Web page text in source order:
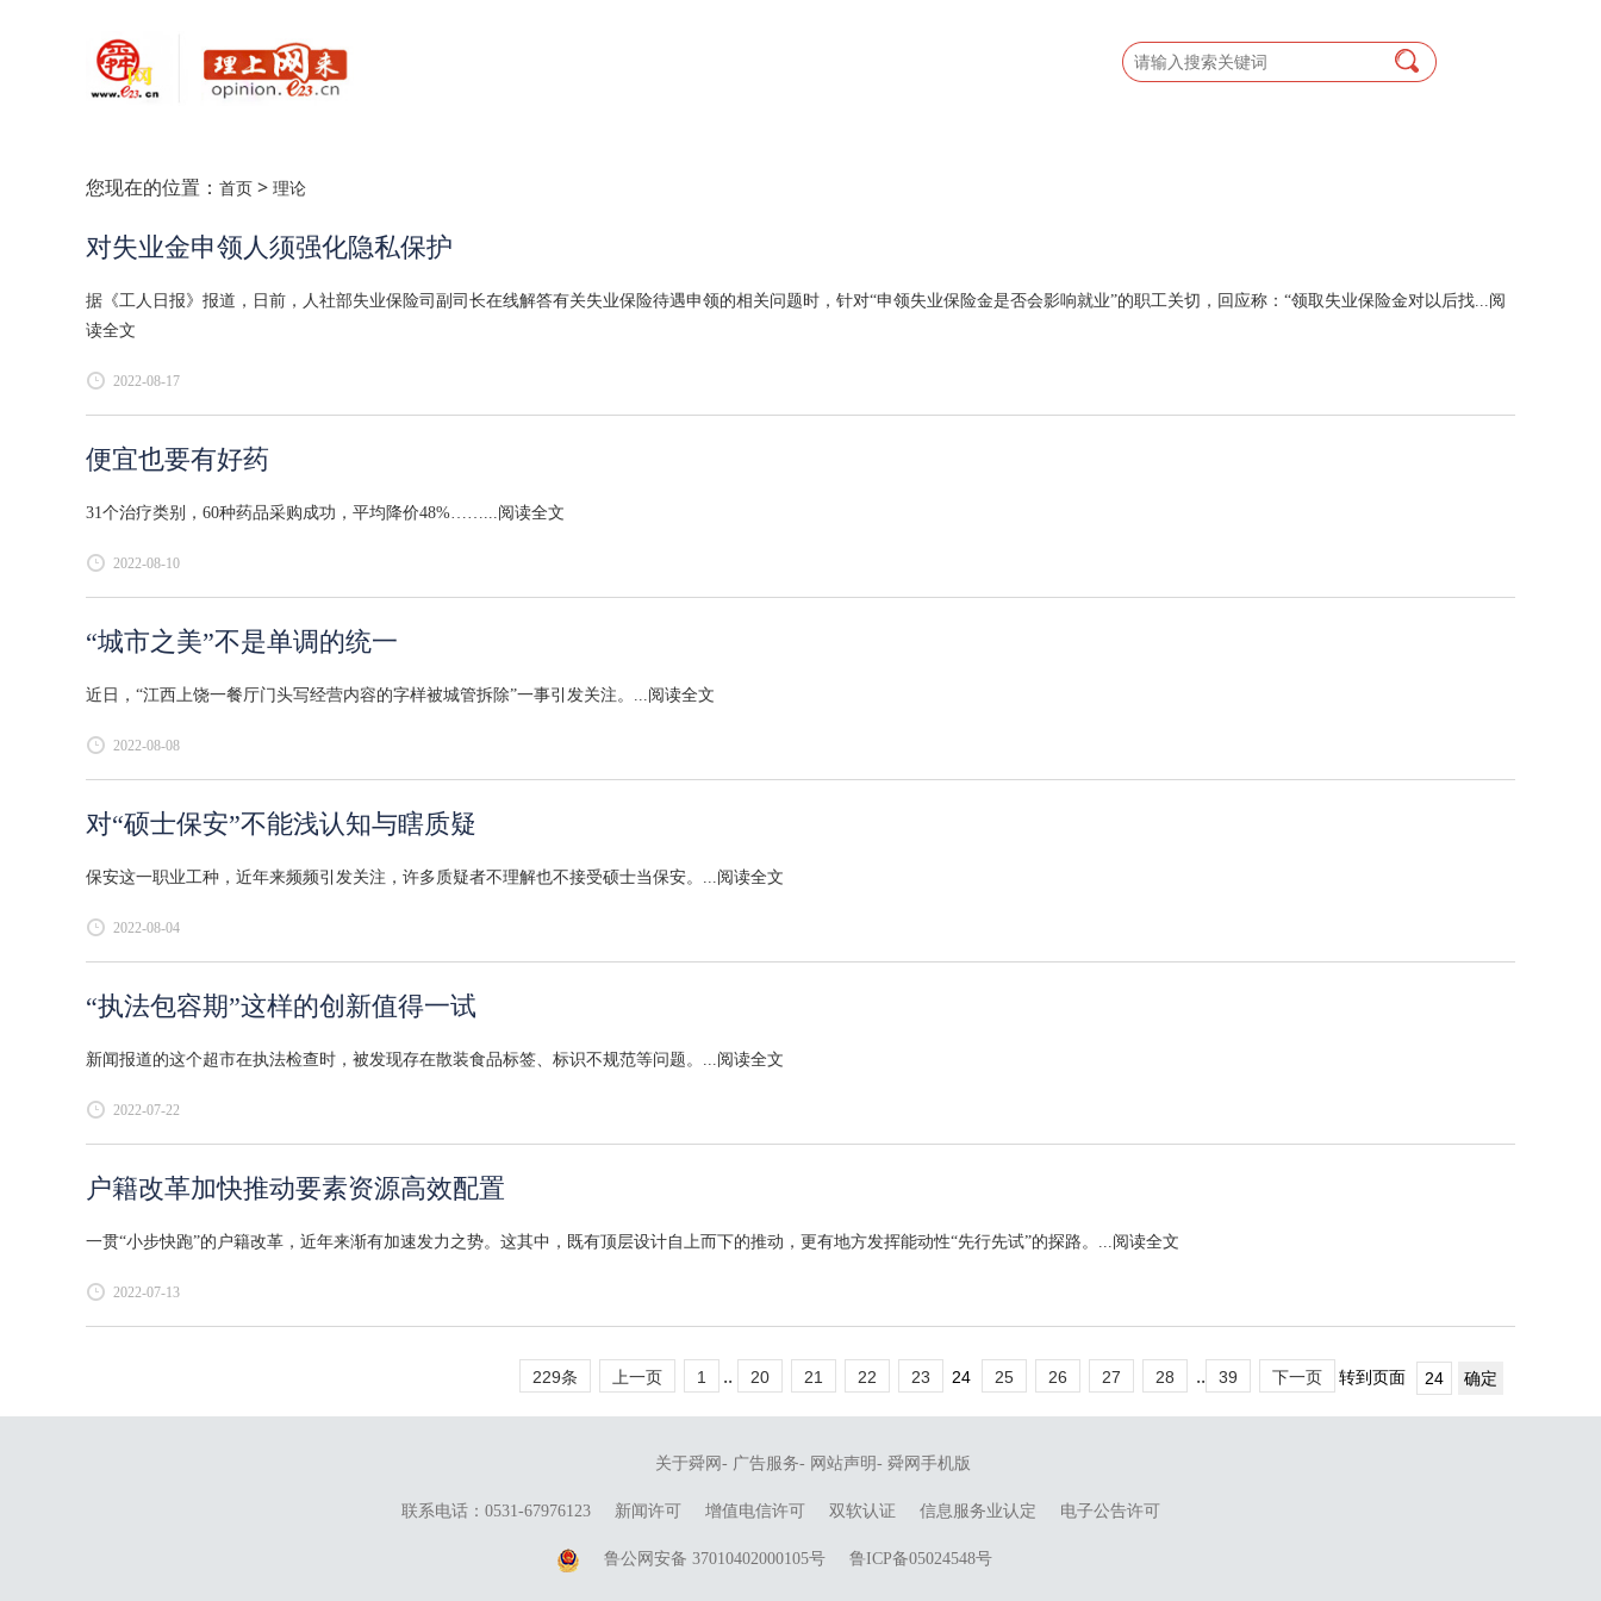
您现在的位置： 首页 > 理论
对失业金申领人须强化隐私保护
据《工人日报》报道，日前，人社部失业保险司副司长在线解答有关失业保险待遇申领的相关问题时，针对“申领失业保险金是否会影响就业”的职工关切，回应称：“领取失业保险金对以后找... 阅
读全文
2022-08-17
便宜也要有好药
31个治疗类别，60种药品采购成功，平均降价48%……... 阅读全文
2022-08-10
“城市之美”不是单调的统一
近日，“江西上饶一餐厅门头写经营内容的字样被城管拆除”一事引发关注。... 阅读全文
2022-08-08
对“硕士保安”不能浅认知与瞎质疑
保安这一职业工种，近年来频频引发关注，许多质疑者不理解也不接受硕士当保安。... 阅读全文
2022-08-04
“执法包容期”这样的创新值得一试
新闻报道的这个超市在执法检查时，被发现存在散装食品标签、标识不规范等问题。... 阅读全文
2022-07-22
户籍改革加快推动要素资源高效配置
一贯“小步快跑”的户籍改革，近年来渐有加速发力之势。这其中，既有顶层设计自上而下的推动，更有地方发挥能动性“先行先试”的探路。... 阅读全文
2022-07-13
229条 上一页 1 .. 20 21 22 23 24 25 26 27 28 .. 39 下一页 转到页面
关于舜网 - 广告服务- 网站声明- 舜网手机版
联系电话：0531-67976123 新闻许可 增值电信许可 双软认证 信息服务业认定 电子公告许可
鲁公网安备 37010402000105号 鲁ICP备05024548号